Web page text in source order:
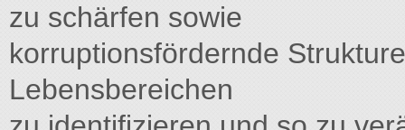
zu schärfen sowie
korruptionsfördernde
Lebensbereichen